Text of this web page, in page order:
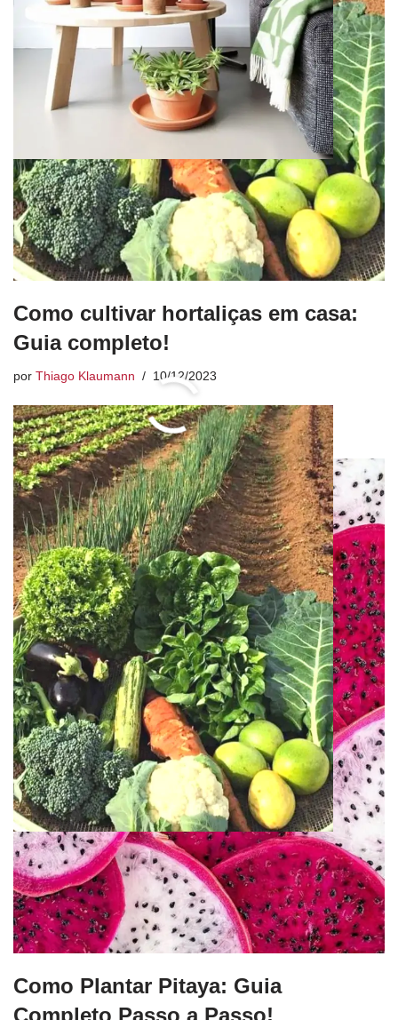
Como cultivar hortaliças em casa:
Guia completo!
por Thiago Klaumann 10/12/2023
Como Plantar Pitaya: Guia